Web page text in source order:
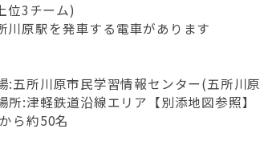
位3チーム)
原駅を発車する電車があります
:五所川原市民学習情報センター(五所川
:津軽鉄道沿線エリア【別添地図参照】
ら約50名